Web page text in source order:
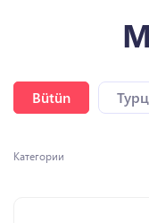
Bütün
Категории